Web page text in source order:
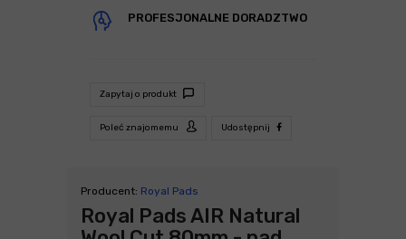
PROFESJONALNE DORADZTWO
Zapytaj o produkt
Poleć znajomemu Udostępnij
Producent: Royal Pads
Royal Pads AIR Natural